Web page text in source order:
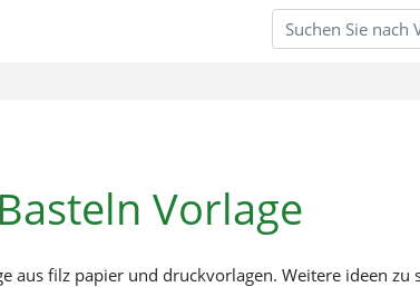
Vorlage
aus filz papier und druckvorlagen. Weitere ideen zu